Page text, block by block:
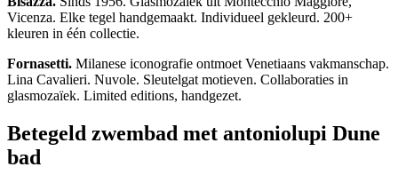
Vicenza. Elke tegel handgemaakt. Individueel gekleurd. 200+
kleuren in één collectie.
Fornasetti. Milanese iconografie ontmoet Venetiaans vakmanschap.
Lina Cavalieri. Nuvole. Sleutelgat motieven. Collaboraties in
glasmozaïek. Limited editions, handgezet.
Betegeld zwembad met antoniolupi Dune
bad